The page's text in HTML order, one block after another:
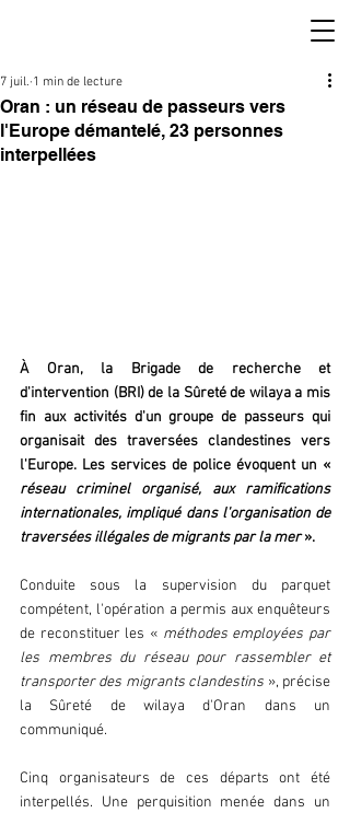
Oran : un réseau de passeurs vers
l'Europe démantelé, 23 personnes
interpellées
7 juil. 1 min de lecture
À Oran, la Brigade de recherche et
d'intervention (BRI) de la Sûreté de wilaya a mis
fin aux activités d'un groupe de passeurs qui
organisait des traversées clandestines vers
réseau criminel organisé, aux ramifications
internationales, impliqué dans l'organisation de
traversées illégales de migrants par la mer ».
Conduite sous la supervision du parquet
compétent, l'opération a permis aux enquêteurs
de reconstituer les « méthodes employées par
les membres du réseau pour rassembler et
transporter des migrants clandestins », précise
la Sûreté de wilaya d'Oran dans un
communiqué.
Cinq organisateurs de ces départs ont été
interpellés. Une perquisition menée dans un